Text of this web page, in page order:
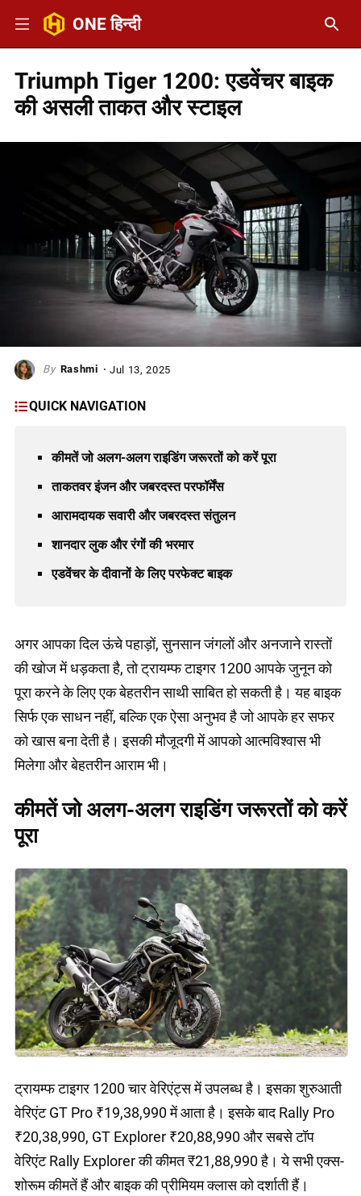
ONE हिन्दी
Triumph Tiger 1200: एडवेंचर बाइक
की असली ताकत और स्टाइल
Rashmi Jul 13, 2025
QUICK NAVIGATION
कीमतें जो अलग-अलग राइडिंग जरूरतों को करें पूरा
ताकतवर इंजन और जबरदस्त परफॉर्मेंस
आरामदायक सवारी और जबरदस्त संतुलन
शानदार लुक और रंगों की भरमार
एडवेंचर के दीवानों के लिए परफेक्ट बाइक
अगर आपका दिल ऊंचे पहाड़ों, सुनसान जंगलों और अनजाने रास्तों
की खोज में धड़कता है, तो ट्रायम्फ टाइगर 1200 आपके जुनून को
पूरा करने के लिए एक बेहतरीन साथी साबित हो सकती है। यह बाइक
सिर्फ एक साधन नहीं, बल्कि एक ऐसा अनुभव है जो आपके हर सफर
को खास बना देती है। इसकी मौजूदगी में आपको आत्मविश्वास भी
मिलेगा और बेहतरीन आराम भी।
कीमतें जो अलग-अलग राइडिंग जरूरतों को करें
पूरा
ट्रायम्फ टाइगर 1200 चार वेरिएंट्स में उपलब्ध है। इसका शुरुआती
वेरिएंट GT Pro ₹19,38,990 में आता है। इसके बाद Rally Pro
₹20,38,990, GT Explorer ₹20,88,990 और सबसे टॉप
वेरिएंट Rally Explorer की कीमत ₹21,88,990 है। ये सभी एक्स-
शोरूम कीमतें हैं और बाइक की प्रीमियम क्लास को दर्शाती हैं।